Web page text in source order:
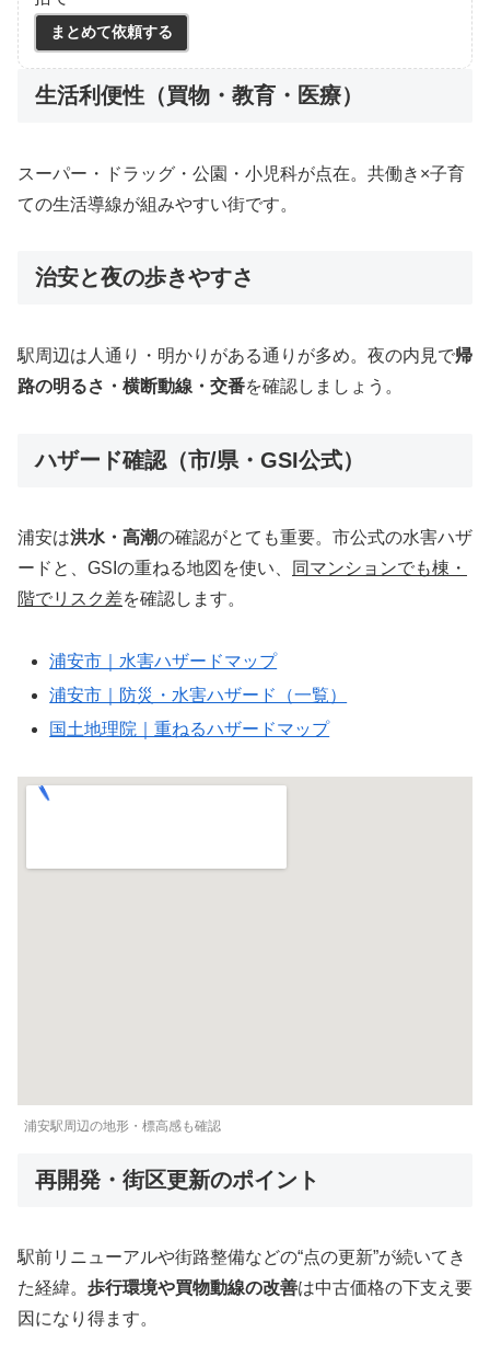
まとめて依頼する
生活利便性（買物・教育・医療）
スーパー・ドラッグ・公園・小児科が点在。共働き×子育
ての生活導線が組みやすい街です。
治安と夜の歩きやすさ
駅周辺は人通り・明かりがある通りが多め。夜の内見で帰
路の明るさ・横断動線・交番を確認しましょう。
ハザード確認（市/県・GSI公式）
浦安は洪水・高潮の確認がとても重要。市公式の水害ハザ
ードと、GSIの重ねる地図を使い、
同マンションでも棟・
階でリスク差を確認します。
浦安市｜水害ハザードマップ
浦安市｜防災・水害ハザード（一覧）
国土地理院｜重ねるハザードマップ
浦安駅周辺の地形・標高感も確認
再開発・街区更新のポイント
駅前リニューアルや街路整備などの“点の更新”が続いてき
た経緯。 歩行環境や買物動線の改善は中古価格の下支え要
因になり得ます。